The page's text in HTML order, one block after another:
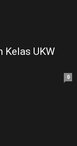
Kelas UKW
0